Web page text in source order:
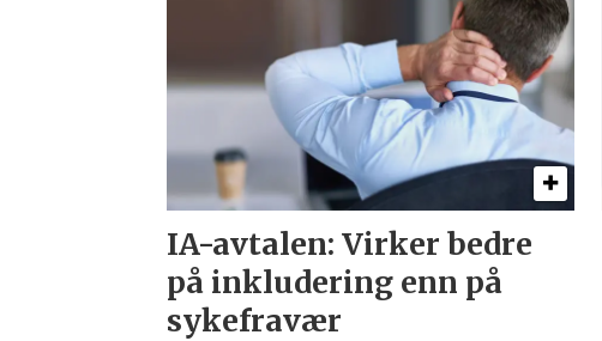
IA-avtalen: Virker bedre
på inkludering enn på
sykefravær